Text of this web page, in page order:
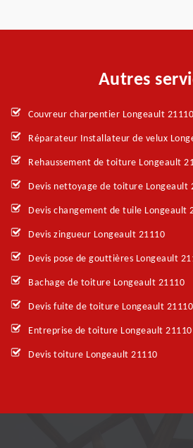
Autres
Couvreur charpentier Longeault 21110
Réparateur Installateur de velux
Rehaussement de toiture Longeault
Devis nettoyage de toiture Longeault
Devis changement de tuile Longeault
Devis zingueur Longeault 21110
Devis pose de gouttières Longeault
Bachage de toiture Longeault 21110
Devis fuite de toiture Longeault 21110
Entreprise de toiture Longeault 21110
Devis toiture Longeault 21110